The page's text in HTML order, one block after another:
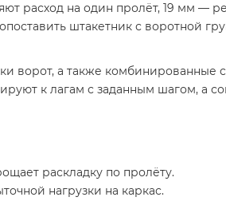
расход на один пролёт, 19 мм —
штакетник с воротной
ворот, а также комбинированные
к лагам с заданным шагом, а
раскладку по пролёту.
нагрузки на каркас.